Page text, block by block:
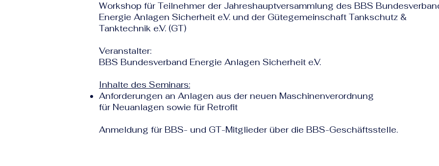
Workshop für Teilnehmer der Jahreshauptversammlung des BBS
Energie Anlagen Sicherheit e.V. und der Gütegemeinschaft Tankschutz &
Tanktechnik e.V. (GT)
Veranstalter:
BBS Bundesverband Energie Anlagen Sicherheit e.V.
Inhalte des Seminars:
Anforderungen an Anlagen aus der neuen Maschinenverordnung
für Neuanlagen sowie für Retrofit
Anmeldung für BBS- und GT-Mitglieder über die BBS-Geschäftsstelle.